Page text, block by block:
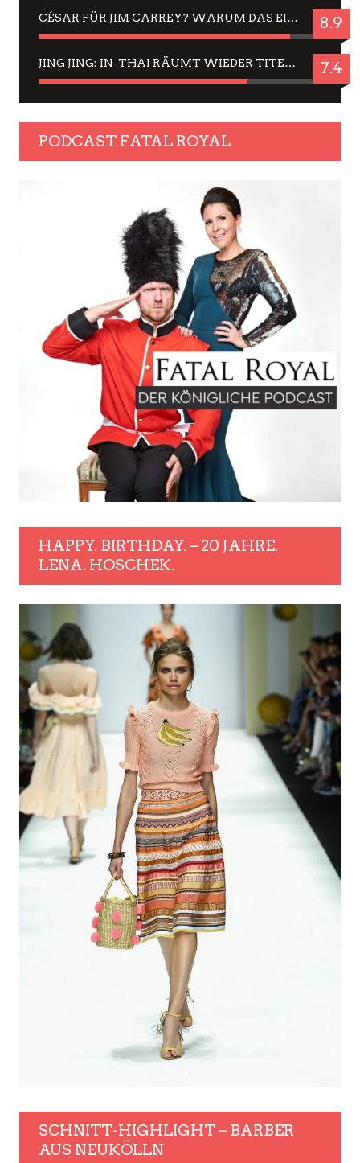
CÉSAR FÜR JIM CARREY? WARUM DAS EINER DER NERVIGSTEN ACTORS IST UND BLEIBT 8.9
JING JING: IN-THAI RÄUMT WIEDER TITEL AB – EIN ZWEI-STUNDEN-ERLEBNISBERICHT 7.4
PODCAST FATAL ROYAL
HAPPY. BIRTHDAY. – 20 JAHRE.
LENA. HOSCHEK.
SCHNITT-HIGHLIGHT – BARBER
AUS NEUKÖLLN